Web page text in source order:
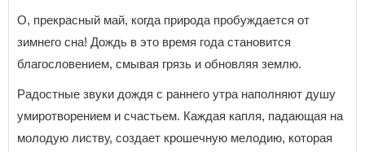
О, прекрасный май, когда природа пробуждается от
зимнего сна! Дождь в это время года становится
благословением, смывая грязь и обновляя землю.
Радостные звуки дождя с раннего утра наполняют душу
умиротворением и счастьем. Каждая капля, падающая на
молодую листву, создает крошечную мелодию, которая